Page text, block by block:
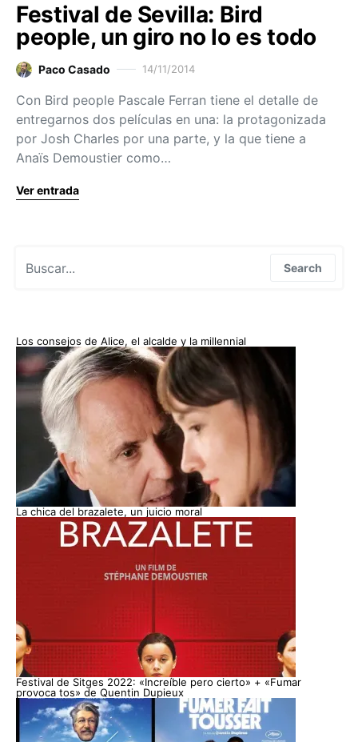
Festival de Sevilla: Bird
people, un giro no lo es todo
Paco Casado 14/11/2014
Con Bird people Pascale Ferran tiene el detalle de
entregarnos dos películas en una: la protagonizada
por Josh Charles por una parte, y la que tiene a
Anaïs Demoustier como…
Ver entrada
Search
Los consejos de Alice, el alcalde y la millennial
La chica del brazalete, un juicio moral
Festival de Sitges 2022: «Increíble pero cierto» + «Fumar
provoca tos» de Quentin Dupieux